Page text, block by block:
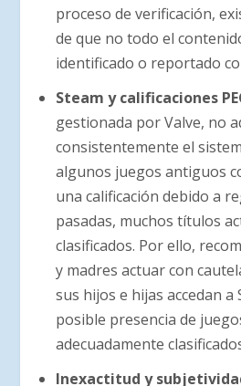
proceso de verificación,
de que no todo el
identificado o reportado
Steam y calificaciones
gestionada por Valve, no
consistentemente el
algunos juegos antiguos
una calificación debido a
pasadas, muchos títulos
clasificados. Por ello,
y madres actuar con
sus hijos e hijas accedan a
posible presencia de
adecuadamente
Inexactitud y